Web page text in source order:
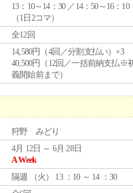
13：10～14：30 ／14：50～16：10
（1日2コマ）
全12回
14,580円（4回／分割支払い）×3
40,500円（12回／一括前納支払※
義開始前まで）
狩野 みどり
4月 12日 ～ 6月 28日
A Week
隔週 （火 ） 13 ：10 ～ 14 ：30